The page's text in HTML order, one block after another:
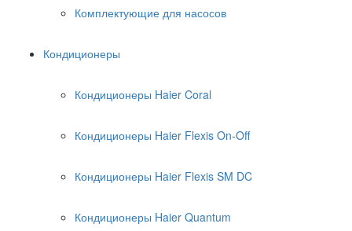
Комплектующие для насосов
Кондиционеры
Кондиционеры Haier Coral
Кондиционеры Haier Flexis On-Off
Кондиционеры Haier Flexis SM DC
Кондиционеры Haier Quantum